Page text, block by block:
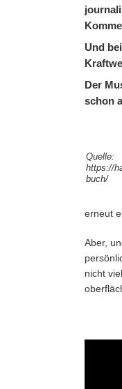
Und
Der
schon
Quelle:
https://
buch/
erneut
Aber,
nicht